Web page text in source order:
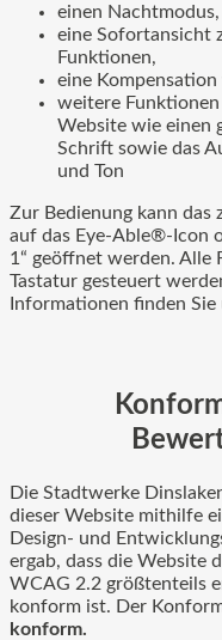
einen Nachtmodus,
eine Sofortansicht
Funktionen,
eine
weitere
Website wie einen
Schrift sowie das
und Ton
Zur Bedienung kann das
auf das Eye-Able®-Icon
1“ geöffnet werden. Alle
Tastatur gesteuert
Informationen finden Sie
Die Stadtwerke
dieser Website mithilfe
Design- und
ergab, dass die Website
WCAG 2.2 größtenteils
konform ist. Der
konform.